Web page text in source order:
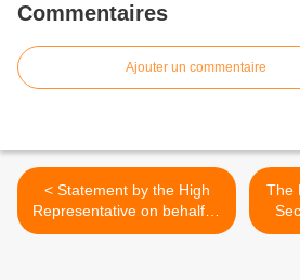
Commentaires
Ajouter un commentaire
< Statement by the High
Representative on behalf of
the EU on Israel and
The